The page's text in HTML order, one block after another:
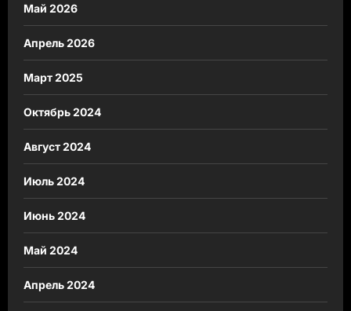
Май 2026
Апрель 2026
Март 2025
Октябрь 2024
Август 2024
Июль 2024
Июнь 2024
Май 2024
Апрель 2024